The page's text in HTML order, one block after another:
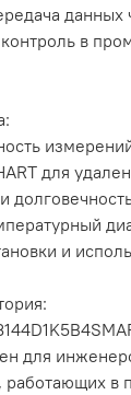
данных
в
для
и
для
работающих